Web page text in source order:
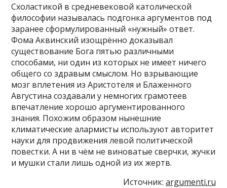
Схоластикой в средневековой католической
философии называлась подгонка аргументов под
заранее сформулированный «нужный» ответ.
Фома Аквинский изощрённо доказывал
существование Бога пятью различными
способами, ни один из которых не имеет ничего
общего со здравым смыслом. Но взрывающие
мозг вплетения из Аристотеля и Блаженного
Августина создавали у немногих грамотеев
впечатление хорошо аргументированного
знания. Похожим образом нынешние
климатические алармисты используют авторитет
науки для продвижения левой политической
повестки. А ни в чём не виноватые сверчки, жучки
и мушки стали лишь одной из их жертв.
Источник: argumenti.ru